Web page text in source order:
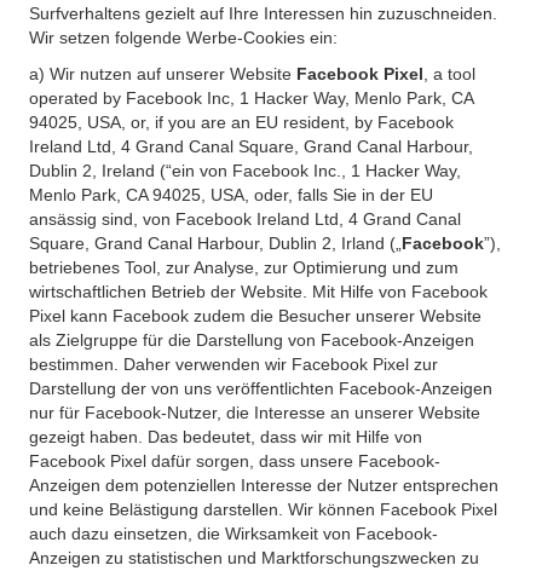
Surfverhaltens gezielt auf Ihre Interessen hin zuzuschneiden.
Wir setzen folgende Werbe-Cookies ein:
a) Wir nutzen auf unserer Website Facebook Pixel , a tool
operated by Facebook Inc, 1 Hacker Way, Menlo Park, CA
94025, USA, or, if you are an EU resident, by Facebook
Ireland Ltd, 4 Grand Canal Square, Grand Canal Harbour,
Dublin 2, Ireland (“ein von Facebook Inc., 1 Hacker Way,
Menlo Park, CA 94025, USA, oder, falls Sie in der EU
ansässig sind, von Facebook Ireland Ltd, 4 Grand Canal
Square, Grand Canal Harbour, Dublin 2, Irland („ Facebook”),
betriebenes Tool, zur Analyse, zur Optimierung und zum
wirtschaftlichen Betrieb der Website. Mit Hilfe von Facebook
Pixel kann Facebook zudem die Besucher unserer Website
als Zielgruppe für die Darstellung von Facebook-Anzeigen
bestimmen. Daher verwenden wir Facebook Pixel zur
Darstellung der von uns veröffentlichten Facebook-Anzeigen
nur für Facebook-Nutzer, die Interesse an unserer Website
gezeigt haben. Das bedeutet, dass wir mit Hilfe von
Facebook Pixel dafür sorgen, dass unsere Facebook-
Anzeigen dem potenziellen Interesse der Nutzer entsprechen
und keine Belästigung darstellen. Wir können Facebook Pixel
auch dazu einsetzen, die Wirksamkeit von Facebook-
Anzeigen zu statistischen und Marktforschungszwecken zu